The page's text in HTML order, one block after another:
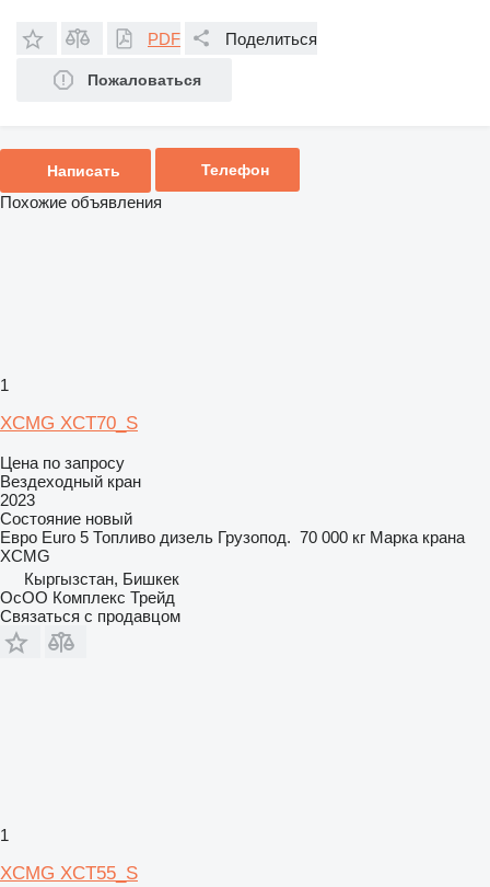
PDF Поделиться
Пожаловаться
Написать Телефон
Похожие объявления
1
XCMG XCT70_S
Цена по запросу
Вездеходный кран
2023
Состояние новый
Евро Euro 5 Топливо дизель Грузопод. 70 000 кг Марка крана
XCMG
Кыргызстан, Бишкек
ОсОО Комплекс Трейд
Связаться с продавцом
1
XCMG XCT55_S